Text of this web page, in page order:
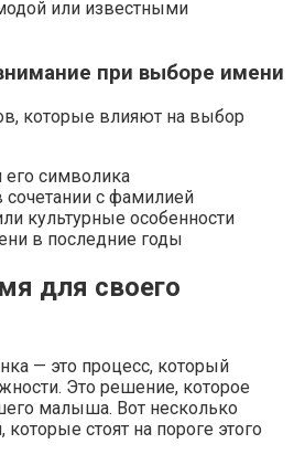
или известными
при выборе имени
которые влияют на выбор
его символика
с фамилией
культурные особенности
в последние годы
для своего
— это процесс, который
Это решение, которое
малыша. Вот несколько
стоят на пороге этого